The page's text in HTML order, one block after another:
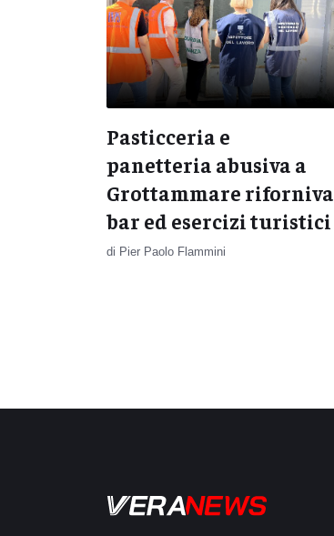
Pasticceria e
panetteria abusiva a
Grottammare riforniva
bar ed esercizi turistici
di Pier Paolo Flammini